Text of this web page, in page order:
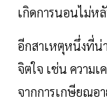
เกิดการนอนไม่ห
อีกสาเหตุหนึ่งที่น่
จิตใจ เช่น ความ
จากการเกษียณอ